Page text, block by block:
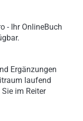
- Ihr OnlineBuch
Ergänzungen
laufend
im Reiter